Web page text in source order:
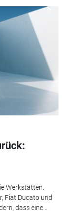
Werkstätten.
Fiat Ducato und
dass eine...